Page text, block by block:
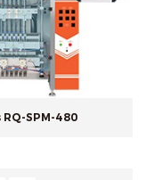
SPM-480